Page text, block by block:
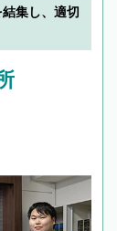
集し、適切